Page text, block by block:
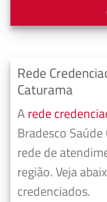
Rede
Caturama
A rede
Bradesco
rede de
região. Veja
credenciados.